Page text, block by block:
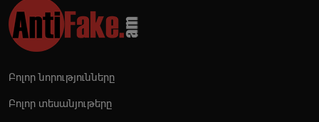
Բոլոր նորությունները
Բոլոր տեսանյութերը